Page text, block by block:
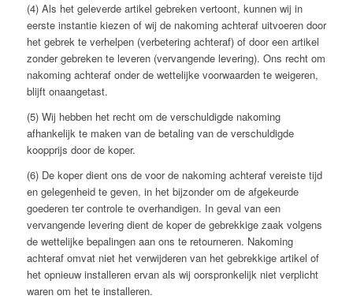
(4) Als het geleverde artikel gebreken vertoont, kunnen wij in
eerste instantie kiezen of wij de nakoming achteraf uitvoeren door
het gebrek te verhelpen (verbetering achteraf) of door een artikel
zonder gebreken te leveren (vervangende levering). Ons recht om
nakoming achteraf onder de wettelijke voorwaarden te weigeren,
blijft onaangetast.
(5) Wij hebben het recht om de verschuldigde nakoming
afhankelijk te maken van de betaling van de verschuldigde
koopprijs door de koper.
(6) De koper dient ons de voor de nakoming achteraf vereiste tijd
en gelegenheid te geven, in het bijzonder om de afgekeurde
goederen ter controle te overhandigen. In geval van een
vervangende levering dient de koper de gebrekkige zaak volgens
de wettelijke bepalingen aan ons te retourneren. Nakoming
achteraf omvat niet het verwijderen van het gebrekkige artikel of
het opnieuw installeren ervan als wij oorspronkelijk niet verplicht
waren om het te installeren.